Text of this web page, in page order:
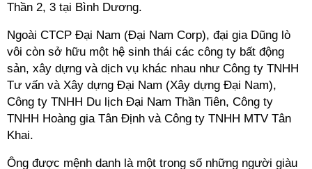
Thần 2, 3 tại Bình Dương.
Ngoài CTCP Đại Nam (Đại Nam Corp), đại gia Dũng lò
vôi còn sở hữu một hệ sinh thái các công ty bất động
sản, xây dựng và dịch vụ khác nhau như Công ty TNHH
Tư vấn và Xây dựng Đại Nam (Xây dựng Đại Nam),
Công ty TNHH Du lịch Đại Nam Thần Tiên, Công ty
TNHH Hoàng gia Tân Định và Công ty TNHH MTV Tân
Khai.
Ông được mệnh danh là một trong số những người giàu